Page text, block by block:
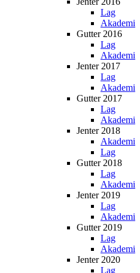
Lag
Akademi
Gutter 2016
Lag
Akademi
Jenter 2017
Lag
Akademi
Gutter 2017
Lag
Akademi
Jenter 2018
Akademi
Lag
Gutter 2018
Lag
Akademi
Jenter 2019
Lag
Akademi
Gutter 2019
Lag
Akademi
Jenter 2020
Lag